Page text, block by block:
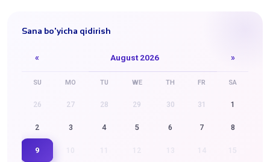
Sana bo'yicha qidirish
« August 2026 »
SU MO TU WE TH FR SA
26 27 28 29 30 31 1
2 3 4 5 6 7 8
9 15